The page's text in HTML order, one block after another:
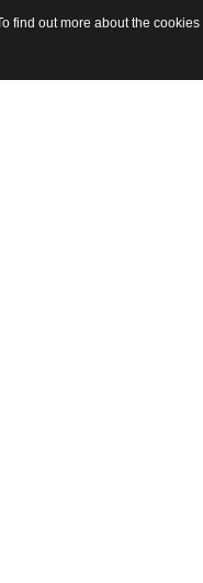
out more about the